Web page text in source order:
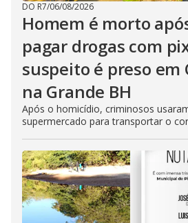
DO R7/06/08/2026
Homem é morto
pagar drogas com
suspeito é preso em
na Grande BH
Após o homicídio, criminosos
supermercado para transportar o